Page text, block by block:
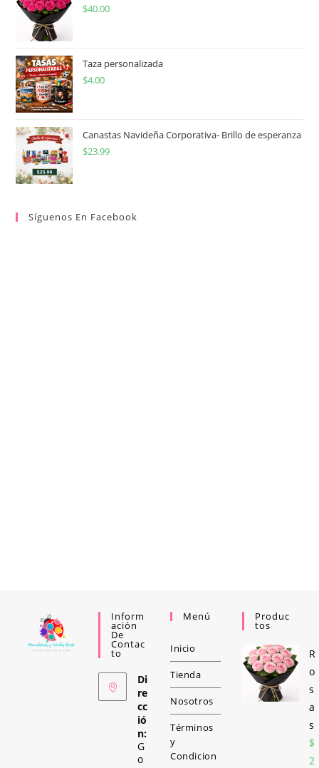
$40.00
Taza personalizada
$4.00
Canastas Navideña Corporativa- Brillo de esperanza
$23.99
Síguenos En Facebook
Inform
Ación
De
Contac
To
Di
re
cc
ió
n:
G
o
Menú
Inicio
Tienda
Nosotros
Términos
y
Condicion
Produc
Tos
R
o
s
a
s
$
2